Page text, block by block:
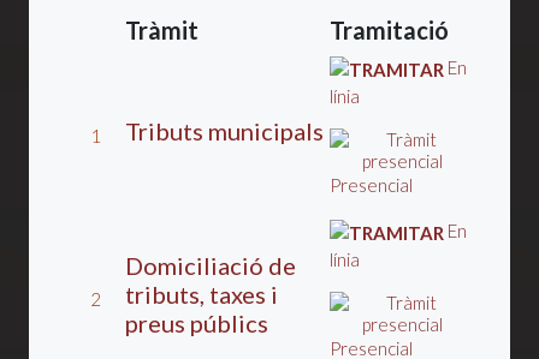
Tràmit Tramitació
1 Tributs municipals
En
línia
Presencial
2
Domiciliació de
tributs, taxes i
preus públics
En
línia
Presencial